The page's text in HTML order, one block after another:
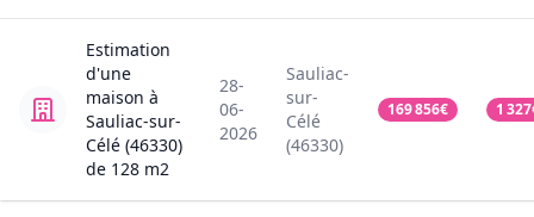
Estimation
d'une
maison à
Sauliac-sur-
Célé (46330)
de 128 m2
28-
06-
2026
Sauliac-
sur-
Célé
(46330)
169 856€ 1 327